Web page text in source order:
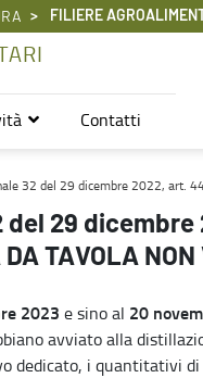
FILIERE
Contatti
DI
32 del 29 dicembre 2022, art.
del 29 dicembre
DA TAVOLA
2023 e sino al 20
avviato alla
dedicato, i quantitativi